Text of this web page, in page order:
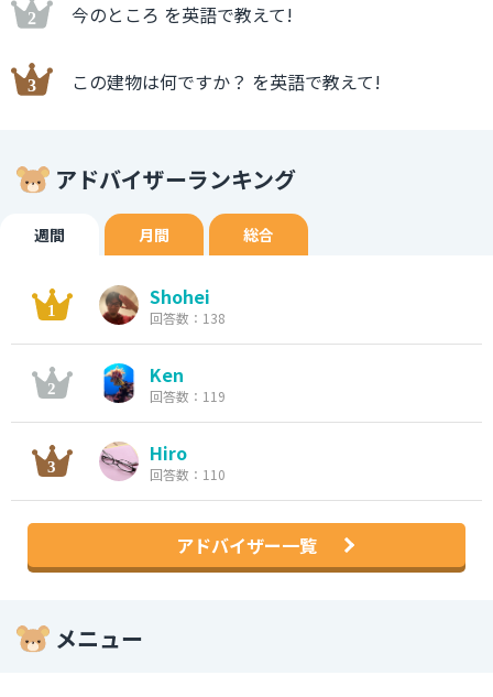
今のところ を英語で教えて!
この建物は何ですか？ を英語で教えて!
アドバイザーランキング
週間 月間 総合
Shohei
回答数：138
Ken
回答数：119
Hiro
回答数：110
アドバイザー一覧
メニュー